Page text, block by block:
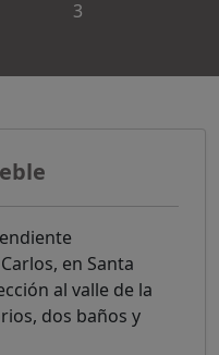
3
en Santa
al valle de la
dos baños y